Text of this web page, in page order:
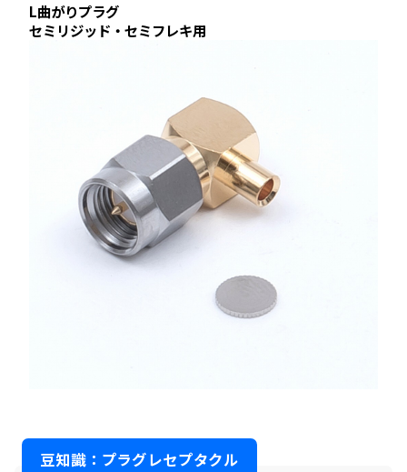
L曲がりプラグ
セミリジッド・セミフレキ用
豆知識：プラグレセプタクル